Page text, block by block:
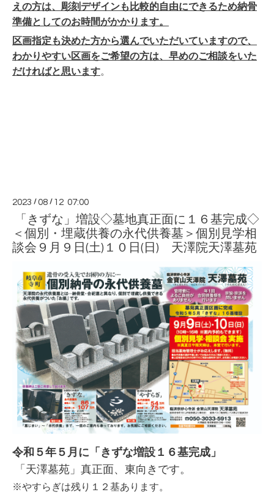
えの方は、彫刻デザインも比較的自由にできるため納骨
準備としてのお時間がかかります。
区画指定も決めた方から選んでいただいていますので、
わかりやすい区画をご希望の方は、早めのご相談をいた
だければと思います。
2023 /08 / 12 07:00
「きずな」増設◇墓地真正面に１６基完成◇
＜個別・埋蔵供養の永代供養墓＞個別見学相
談会９月９日(土)１０日(日) 天澤院天澤墓苑
令和５年５月に「きずな増設１６基完成」
「天澤墓苑」真正面、東向きです。
※やすらぎは残り１２基あります。